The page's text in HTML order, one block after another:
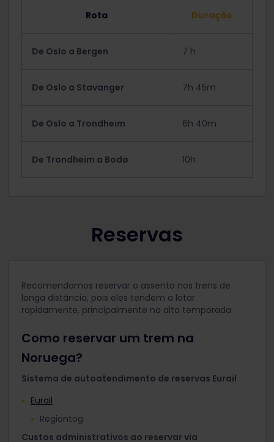
Rota Duração
De Oslo a Bergen 7 h
De Oslo a Stavanger 7h 45m
De Oslo a Trondheim 6h 40m
De Trondheim a Bodø 10h
Reservas
Recomendamos reservar o assento nos trens de
longa distância, pois eles tendem a lotar
rapidamente, principalmente na alta temporada.
Como reservar um trem na
Noruega?
Sistema de autoatendimento de reservas Eurail
Eurail
Regiontog
Custos administrativos ao reservar via